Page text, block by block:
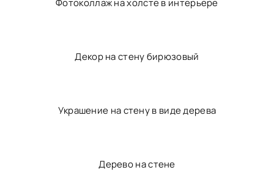
Рамки над диваном в интерьере
Фотоколлаж на холсте в интерьере
Дерево на стене
Фотоколлаж на холсте в интерьере